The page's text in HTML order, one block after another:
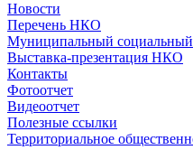
Новости
Перечень НКО
Муниципальный социальный
Выставка-презентация НКО
Контакты
Фотоотчет
Видеоотчет
Полезные ссылки
Территориальное